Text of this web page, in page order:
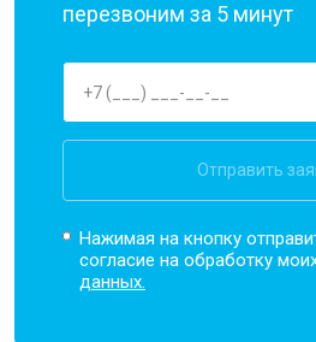
перезвоним за 5 минут
Отправить
Нажимая на кнопку
согласие на обработку
данных.